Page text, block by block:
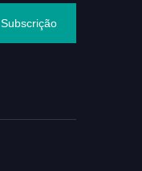
Subscrição